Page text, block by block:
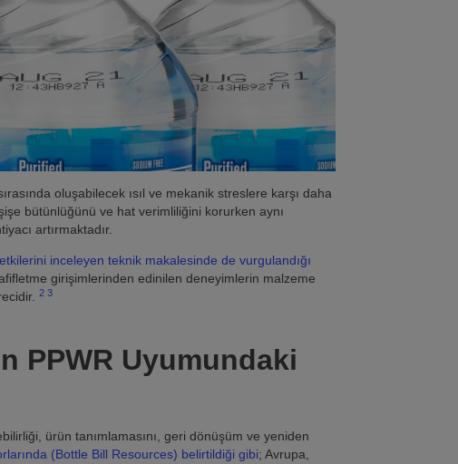
oluşabilecek ısıl ve mekanik streslere karşı daha
bütünlüğünü ve hat verimliliğini korurken aynı
artırmaktadır.
inceleyen teknik makalesinde de vurgulandığı
girişimlerinden edinilen deneyimlerin malzeme
2 3
PPWR Uyumundaki
ürün tanımlamasını, geri dönüşüm ve yeniden
(Bottle Bill Resources) belirtildiği gibi; Avrupa,